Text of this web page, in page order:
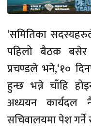
‘समितिका
पहिलो बैठक
प्रचण्डले भने,‘१०
हुन्छ भन्ने चाँहि
अध्ययन कार्यदल
सचिवालयमा पेश गर्ने र